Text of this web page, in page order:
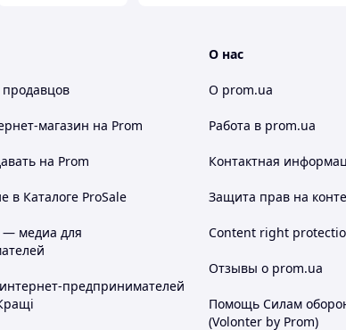
магазин на Prom
на Prom
в Каталоге ProSale
— медиа для
предпринимателей
О нас
О prom.ua
Работа в prom.ua
Контактная
Защита прав на
Content right
Отзывы о prom.ua
Помощь Силам
(Volonter by Prom)